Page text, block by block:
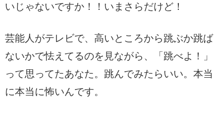
いじゃないですか！！いまさらだけど！
芸能人がテレビで、高いところから跳ぶか跳ば
ないかで怯えてるのを見ながら、「跳べよ！」
って思ってたあなた。跳んでみたらいい。本当
に本当に怖いんです。